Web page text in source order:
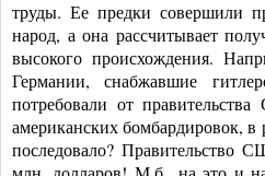
труды. Ее предки совершили
народ, а она рассчитывает
высокого происхождения.
Германии, снабжавшие
потребовали от
американских бомбардировок,
последовало? Правительство